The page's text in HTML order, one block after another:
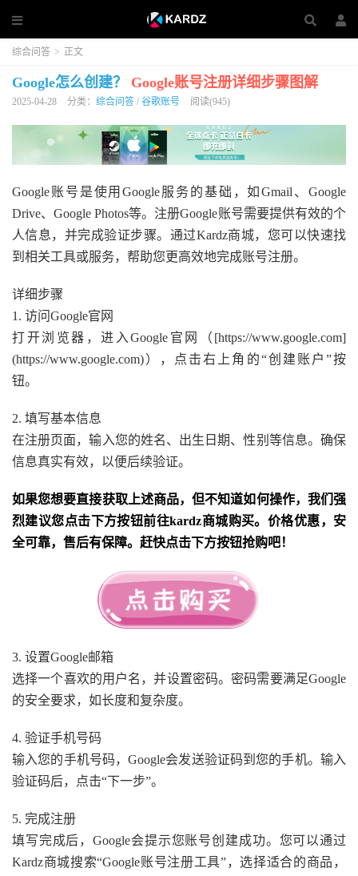
综合问答 > 正文
Google怎么创建？ Google账号注册详细步骤图解
2025-04-28 分类： 综合问答 / 谷歌账号 阅读(945)
Google账号是使用Google服务的基础，如Gmail、Google
Drive、Google Photos等。注册Google账号需要提供有效的个
人信息，并完成验证步骤。通过Kardz商城，您可以快速找
到相关工具或服务，帮助您更高效地完成账号注册。
详细步骤
1. 访问Google官网
打开浏览器，进入Google官网（[https://www.google.com]
(https://www.google.com)），点击右上角的“创建账户”按
钮。
2. 填写基本信息
在注册页面，输入您的姓名、出生日期、性别等信息。确保
信息真实有效，以便后续验证。
如果您想要直接获取上述商品，但不知道如何操作，我们强
烈建议您点击下方按钮前往kardz商城购买。价格优惠，安
全可靠，售后有保障。赶快点击下方按钮抢购吧！
3. 设置Google邮箱
选择一个喜欢的用户名，并设置密码。密码需要满足Google
的安全要求，如长度和复杂度。
4. 验证手机号码
输入您的手机号码，Google会发送验证码到您的手机。输入
验证码后，点击“下一步”。
5. 完成注册
填写完成后，Google会提示您账号创建成功。您可以通过
Kardz商城搜索“Google账号注册工具”，选择适合的商品，